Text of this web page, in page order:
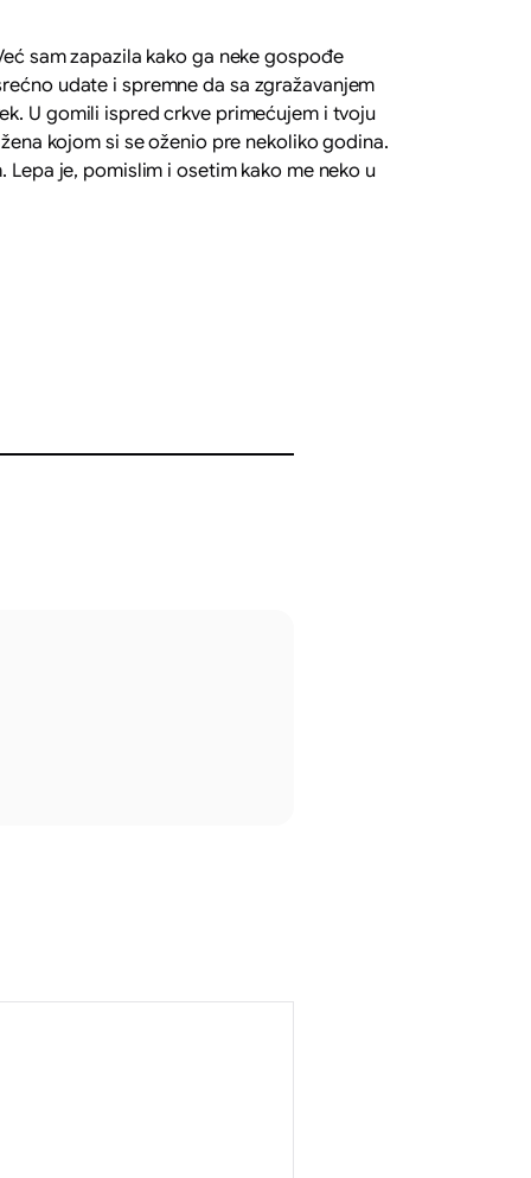
sam zapazila kako ga neke gospođe
udate i spremne da sa zgražavanjem
U gomili ispred crkve primećujem i tvoju
kojom si se oženio pre nekoliko godina.
je, pomislim i osetim kako me neko u